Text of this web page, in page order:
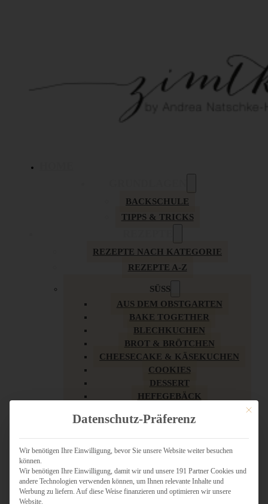
BACKSCHULE
TIPPS & TRICKS
REZEPTE NACH KATEGORIE
REZEPTE A-Z
SÜSS
AUS DEM OBSTGARTEN
BAKE TOGETHER
BLECHKUCHEN
BROT & BRÖTCHEN
CHEESECAKE & KÄSEKUCHEN
COOKIES
DESSERT
HEFEGEBÄCK
KUCHEN
LOW CARB & GESÜNDER
MY AMERICAN BAKERY
SCHOKOLADIGES
SÜSSES HAUPTGERICHT
Mit
Datenschutz-Präferenz
Wir benötigen Ihre Einwilligung, bevor Sie unsere Website weiter besuchen
können.
Wir benötigen Ihre Einwilligung, damit wir und unsere 191 Partner Cookies und
andere Technologien verwenden können, um Ihnen relevante Inhalte und
Werbung zu liefern. Auf diese Weise finanzieren und optimieren wir unsere
Website.